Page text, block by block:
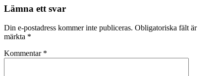
Lämna ett svar
Din e-postadress kommer inte publiceras. Obligatoriska fält är
märkta *
Kommentar *